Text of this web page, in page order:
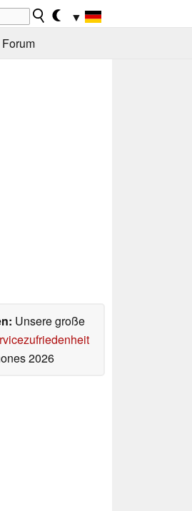
▼
Forum
Unsere große
2026